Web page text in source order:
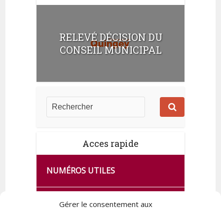
Gérer le consentement aux
RELEVÉ DÉCISION DU
CONSEIL MUNICIPAL
Acces rapide
NUMÉROS UTILES
CA SE PASSE À FRANCE SERVICES